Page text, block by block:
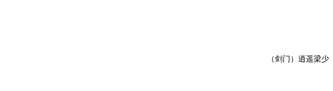
（剑门）逍遥梁少